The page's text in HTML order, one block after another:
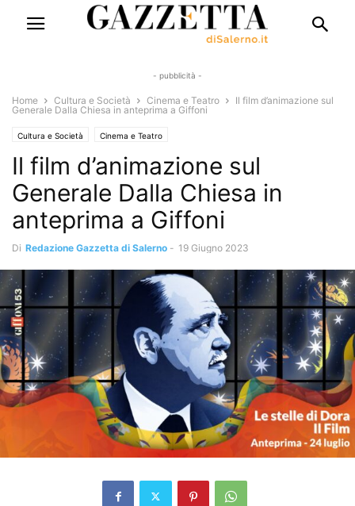
- pubblicità -
Home Cultura e Società Cinema e Teatro
Il film d’animazione sul
Generale Dalla Chiesa in anteprima a Giffoni
Cultura e Società Cinema e Teatro
Il film d’animazione sul
Generale Dalla Chiesa in
anteprima a Giffoni
Di Redazione Gazzetta di Salerno - 19 Giugno 2023